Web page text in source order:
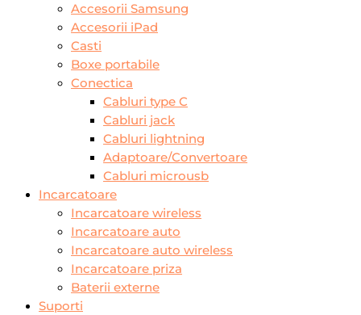
Accesorii Samsung
Accesorii iPad
Casti
Boxe portabile
Conectica
Cabluri type C
Cabluri jack
Cabluri lightning
Adaptoare/Convertoare
Cabluri microusb
Incarcatoare
Incarcatoare wireless
Incarcatoare auto
Incarcatoare auto wireless
Incarcatoare priza
Baterii externe
Suporti